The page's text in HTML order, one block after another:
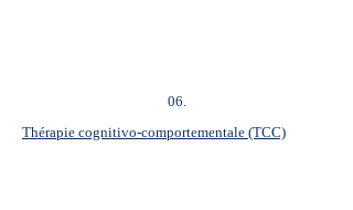
06.
Thérapie cognitivo-comportementale (TCC)